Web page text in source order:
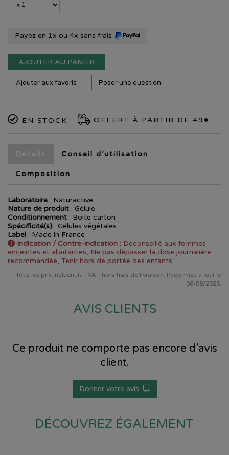
Payez en 1x ou 4x sans frais
AJOUTER AU PANIER
Ajouter aux favoris Poser une question
EN STOCK OFFERT À PARTIR DE 49€
Conseil d’utilisation
Composition
Laboratoire : Naturactive
Nature de produit : Gélule
Conditionnement : Boite carton
Spécificité(s) : Gélules végétales
Label : Made in France
Indication / Contre-indication : Déconseillé aux femmes
enceintes et allaitantes, Ne pas dépasser la dose journalière
recommandée, Tenir hors de portée des enfants
Tous les prix incluent la TVA - hors frais de livraison. Page mise à jour le
06/08/2026.
AVIS CLIENTS
Ce produit ne comporte pas encore d’avis
client.
Donner votre avis
DÉCOUVREZ ÉGALEMENT